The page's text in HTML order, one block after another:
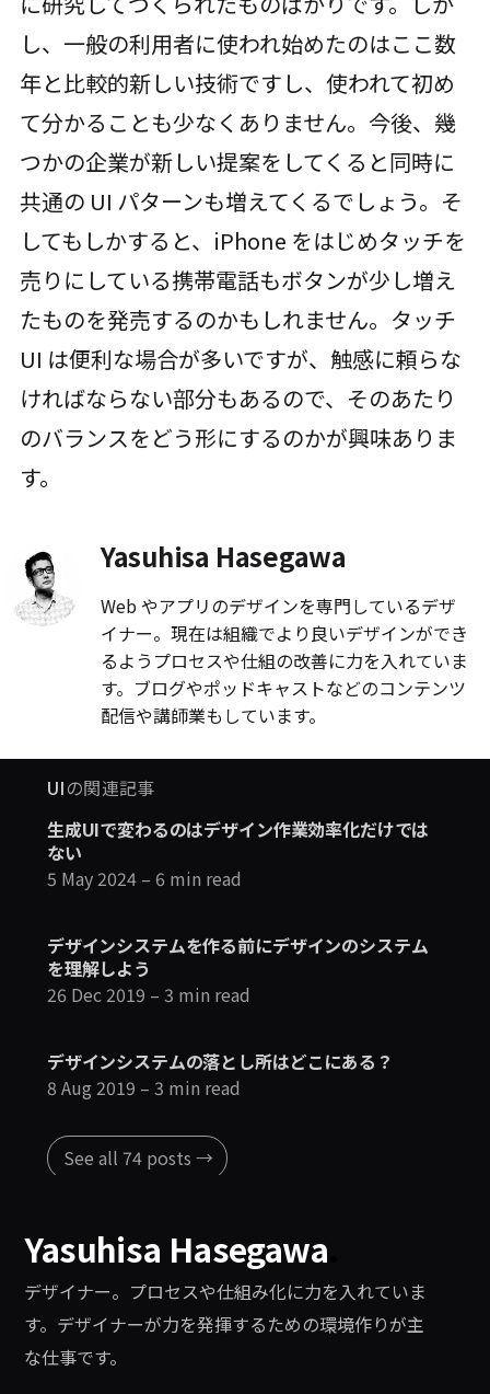
し、一般の利用者に使われ始めたのはここ数
年と比較的新しい技術ですし、使われて初め
て分かることも少なくありません。今後、幾
つかの企業が新しい提案をしてくると同時に
共通の UI パターンも増えてくるでしょう。そ
してもしかすると、iPhone をはじめタッチを
売りにしている携帯電話もボタンが少し増え
たものを発売するのかもしれません。タッチ
UI は便利な場合が多いですが、触感に頼らな
ければならない部分もあるので、そのあたり
のバランスをどう形にするのかが興味ありま
す。
Yasuhisa Hasegawa
Web やアプリのデザインを専門しているデザ
イナー。現在は組織でより良いデザインができ
るようプロセスや仕組の改善に力を入れていま
す。ブログやポッドキャストなどのコンテンツ
配信や講師業もしています。
UIの関連記事
生成UIで変わるのはデザイン作業効率化だけでは
ない
5 May 2024– 6 min read
デザインシステムを作る前にデザインのシステム
を理解しよう
26 Dec 2019 – 3 min read
デザインシステムの落とし所はどこにある？
8 Aug 2019 – 3 min read
See all 74 posts →
Yasuhisa Hasegawa
デザイナー。プロセスや仕組み化に力を入れていま
す。デザイナーが力を発揮するための環境作りが主
な仕事です。